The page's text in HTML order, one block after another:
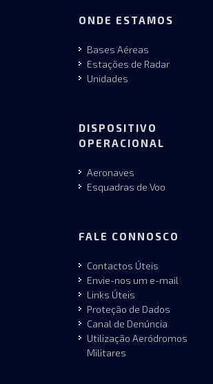
ONDE ESTAMOS
Bases Aéreas
Estações de Radar
Unidades
DISPOSITIVO
OPERACIONAL
Aeronaves
Esquadras de Voo
FALE CONNOSCO
Contactos Úteis
Envie-nos um e-mail
Links Úteis
Proteção de Dados
Canal de Denúncia
Utilização Aeródromos
Militares